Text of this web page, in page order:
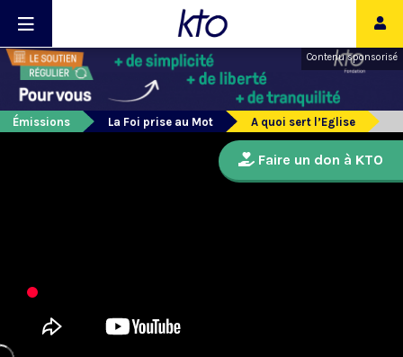
Contenu sponsorisé
Émissions La Foi prise au Mot A quoi sert l’Eglise
Faire un don à KTO